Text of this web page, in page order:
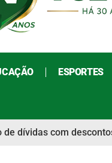
ESPORTES
dívidas com